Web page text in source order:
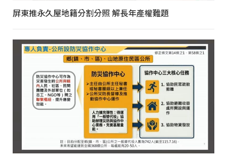
屏東推永久屋地籍分割分照 解長年產權難題